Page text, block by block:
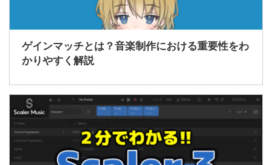
ゲインマッチとは？音楽制作における重要性をわ
かりやすく解説